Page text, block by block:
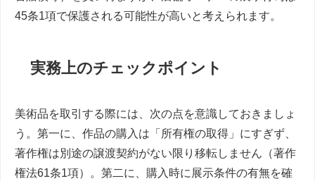
45条1項で保護される可能性が高いと考えられます。
実務上のチェックポイント
美術品を取引する際には、次の点を意識しておきましょ
う。第一に、作品の購入は「所有権の取得」にすぎず、
著作権は別途の譲渡契約がない限り移転しません（著作
権法61条1項）。第二に、購入時に展示条件の有無を確